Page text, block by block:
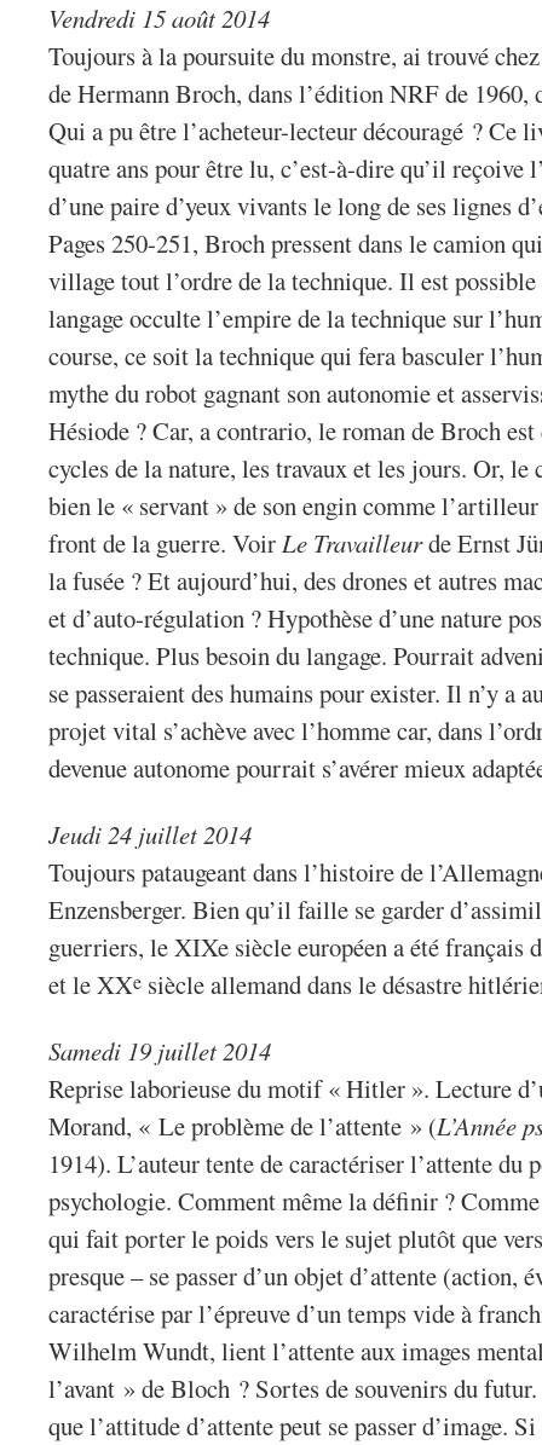
Vendredi 15 août 2014
Toujours à la poursuite du monstre, ai trouvé
de Hermann Broch, dans l’édition NRF de 1960,
Qui a pu être l’acheteur-lecteur découragé ? Ce
quatre ans pour être lu, c’est-à-dire qu’il reçoive
d’une paire d’yeux vivants le long de ses lignes
Pages 250-251, Broch pressent dans le camion
village tout l’ordre de la technique. Il est
langage occulte l’empire de la technique sur
course, ce soit la technique qui fera basculer
mythe du robot gagnant son autonomie et
Hésiode ? Car, a contrario, le roman de Broch
cycles de la nature, les travaux et les jours. Or, le
bien le « servant » de son engin comme
front de la guerre. VoirLe Travailleurde Ernst
la fusée ? Et aujourd’hui, des drones et autres
et d’auto-régulation ? Hypothèse d’une nature
technique. Plus besoin du langage. Pourrait
se passeraient des humains pour exister. Il n’y a
projet vital s’achève avec l’homme car, dans
devenue autonome pourrait s’avérer mieux
Jeudi 24 juillet 2014
Toujours pataugeant dans l’histoire de
Enzensberger. Bien qu’il faille se garder
guerriers, le XIXe siècle européen a été français
et le XXe siècle allemand dans le désastre
Samedi 19 juillet 2014
Reprise laborieuse du motif « Hitler ». Lecture
Morand, « Le problème de l’attente » (L’Année
1914). L’auteur tente de caractériser l’attente du
psychologie. Comment même la définir ?
qui fait porter le poids vers le sujet plutôt que
presque – se passer d’un objet d’attente (action,
caractérise par l’épreuve d’un temps vide à
Wilhelm Wundt, lient l’attente aux images
l’avant » de Bloch ? Sortes de souvenirs du
que l’attitude d’attente peut se passer d’image.